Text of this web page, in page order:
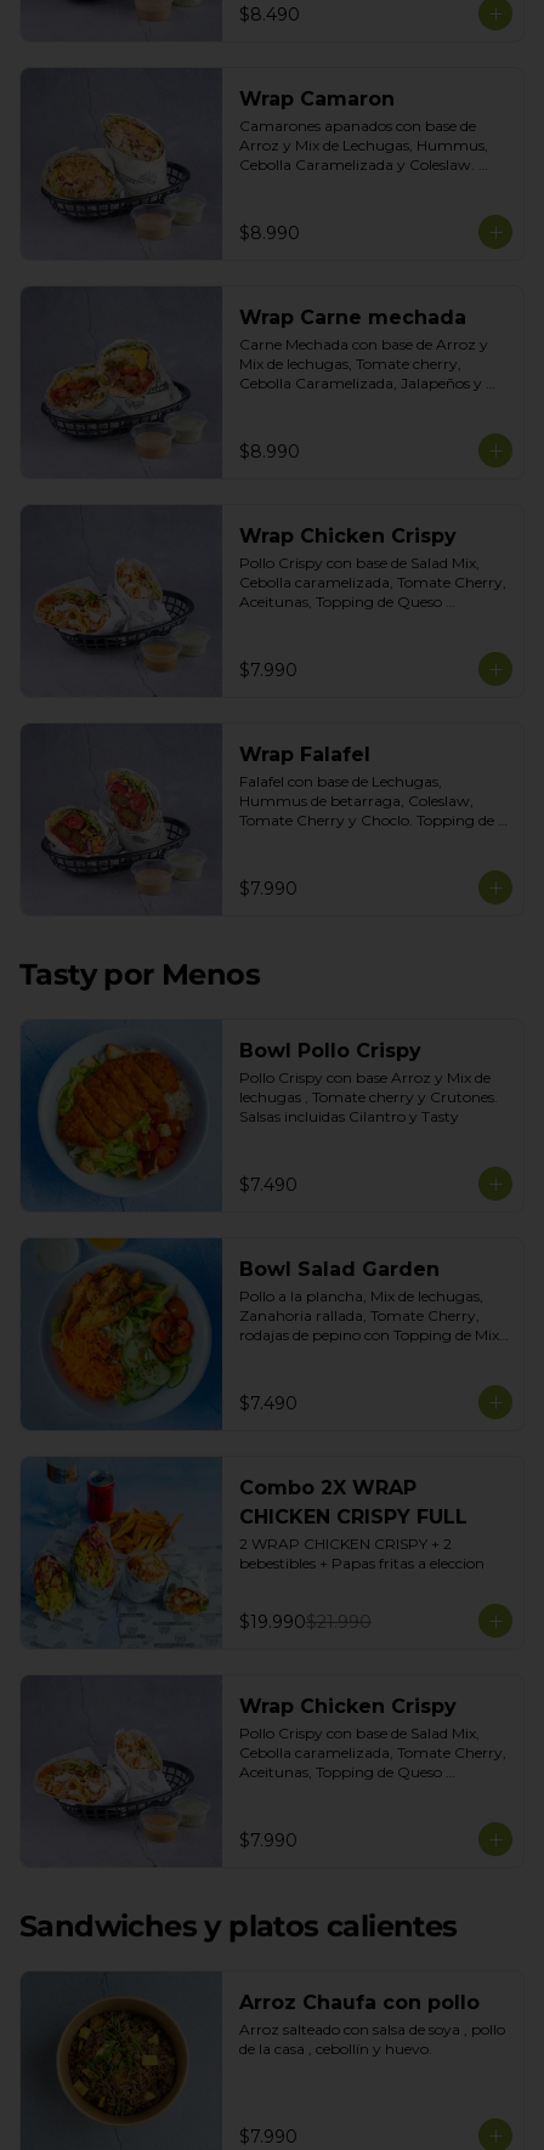
$8.490
Wrap Camaron
Camarones apanados con base de
Arroz y Mix de Lechugas, Hummus,
Cebolla Caramelizada y Coleslaw.
$8.990
Wrap Carne mechada
Carne Mechada con base de Arroz y
Mix de lechugas, Tomate cherry,
Cebolla Caramelizada, Jalapeños y
$8.990
Wrap Chicken Crispy
Pollo Crispy con base de Salad Mix,
Cebolla caramelizada, Tomate Cherry,
Aceitunas, Topping de Queso
$7.990
Wrap Falafel
Falafel con base de Lechugas,
Hummus de betarraga, Coleslaw,
Tomate Cherry y Choclo. Topping de
$7.990
Tasty por Menos
Bowl Pollo Crispy
Pollo Crispy con base Arroz y Mix de
lechugas , Tomate cherry y Crutones.
Salsas incluidas Cilantro y Tasty
$7.490
Bowl Salad Garden
Pollo a la plancha, Mix de lechugas,
Zanahoria rallada, Tomate Cherry,
rodajas de pepino con Topping de Mix
$7.490
Combo 2X WRAP
CHICKEN CRISPY FULL
2 WRAP CHICKEN CRISPY + 2
bebestibles + Papas fritas a eleccion
$19.990$21.990
Wrap Chicken Crispy
Pollo Crispy con base de Salad Mix,
Cebolla caramelizada, Tomate Cherry,
Aceitunas, Topping de Queso
$7.990
Sandwiches y platos calientes
Arroz Chaufa con pollo
Arroz salteado con salsa de soya , pollo
de la casa , cebollín y huevo.
$7.990